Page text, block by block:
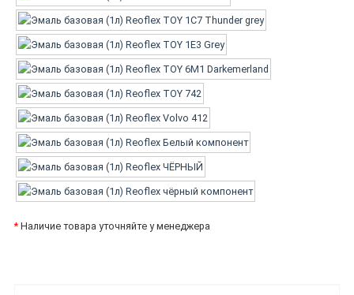
* Наличие товара уточняйте у менеджера